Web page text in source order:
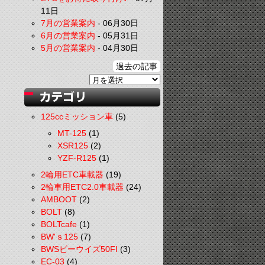
11日
7月の営業案内-06月30日
6月の営業案内-05月31日
5月の営業案内-04月30日
過去の記事
125ccミッション車(5)
MT-125(1)
XSR125(2)
YZF-R125(1)
2輪用ETC車載器(19)
2輪車用ETC2.0車載器(24)
AMBOOT(2)
BOLT(8)
BOLTcafe(1)
BW'ｓ125(7)
BWSビーウイズ50FI(3)
EC-03(4)